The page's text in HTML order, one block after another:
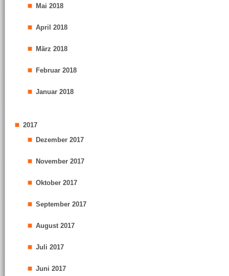
Mai 2018
April 2018
März 2018
Februar 2018
Januar 2018
2017
Dezember 2017
November 2017
Oktober 2017
September 2017
August 2017
Juli 2017
Juni 2017